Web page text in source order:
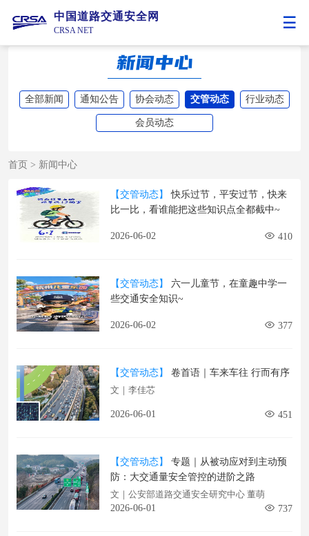
中国道路交通安全网
CRSA NET
全部新闻 通知公告 协会动态 交管动态 行业动态
会员动态
首页 > 新闻中心
【交管动态】
快乐过节，平安过节，快来
比一比，看谁能把这些知识点全都截中~
2026-06-02 410
【交管动态】
六一儿童节，在童趣中学一
些交通安全知识~
2026-06-02 377
【交管动态】
卷首语｜车来车往 行而有序
文｜李佳芯
2026-06-01 451
【交管动态】
专题｜从被动应对到主动预
防：大交通量安全管控的进阶之路
文｜公安部道路交通安全研究中心 董萌
2026-06-01
737